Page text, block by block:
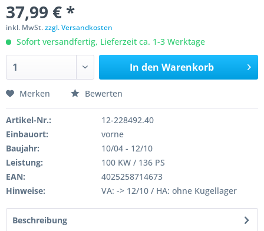
37,99 € *
inkl. MwSt.zzgl. Versandkosten
Sofort versandfertig, Lieferzeit ca. 1-3 Werktage
In den Warenkorb
Merken Bewerten
Artikel-Nr.:
12-228492.40
Einbauort:
vorne
Baujahr:
10/04 - 12/10
Leistung:
100 KW / 136 PS
EAN:
4025258714673
Hinweise:
VA: -> 12/10 / HA: ohne Kugellager
Beschreibung